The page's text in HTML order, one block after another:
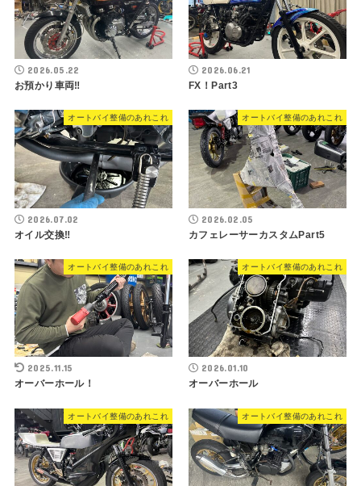
2026.05.22
お預かり車両‼︎
2026.06.21
FX！Part3
オートバイ整備のあれこれ
2026.07.02
オイル交換‼︎
オートバイ整備のあれこれ
2026.02.05
カフェレーサーカスタムPart5
オートバイ整備のあれこれ
2025.11.15
オーバーホール！
オートバイ整備のあれこれ
2026.01.10
オーバーホール
オートバイ整備のあれこれ オートバイ整備のあれこれ